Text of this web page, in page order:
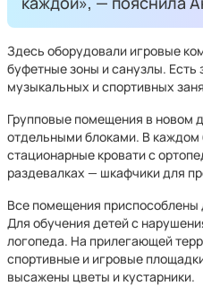
Здесь оборудовали игровые
буфетные зоны и санузлы. Есть
музыкальных и спортивных
Групповые помещения в новом
отдельными блоками. В каждом
стационарные кровати с
раздевалках — шкафчики для
Все помещения
Для обучения детей с
логопеда. На прилегающей
спортивные и игровые
высажены цветы и кустарники.